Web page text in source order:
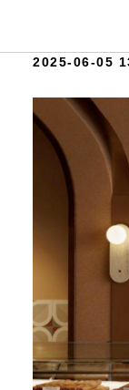
2025-06-05